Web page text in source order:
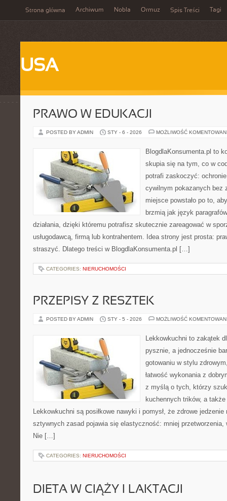
Strona główna Archiwum Nobla Ormuz Spis Treści Tagi
USA
PRAWO W EDUKACJI
POSTED BY ADMIN STY - 6 - 2026 MOŻLIWOŚĆ
BlogdlaKonsumenta.pl to
skupia się na tym, co w
potrafi zaskoczyć:
cywilnym pokazanych bez
miejsce powstało po to,
brzmią jak język
działania, dzięki któremu potrafisz skutecznie zareagować w
usługodawcą, firmą lub kontrahentem. Idea strony jest prosta:
straszyć. Dlatego treści w BlogdlaKonsumenta.pl […]
CATEGORIES: NIERUCHOMOŚCI
PRZEPISY Z RESZTEK
POSTED BY ADMIN STY - 5 - 2026 MOŻLIWOŚĆ
Lekkowkuchni to zakątek
pysznie, a jednocześnie
gotowaniu w stylu
łatwość wykonania z
z myślą o tych, którzy
kuchennych trików, a
Lekkowkuchni są posiłkowe nawyki i pomysł, że zdrowe
sztywnych zasad pojawia się elastyczność: mniej
Nie […]
CATEGORIES: NIERUCHOMOŚCI
DIETA W CIĄŻY I LAKTACJI